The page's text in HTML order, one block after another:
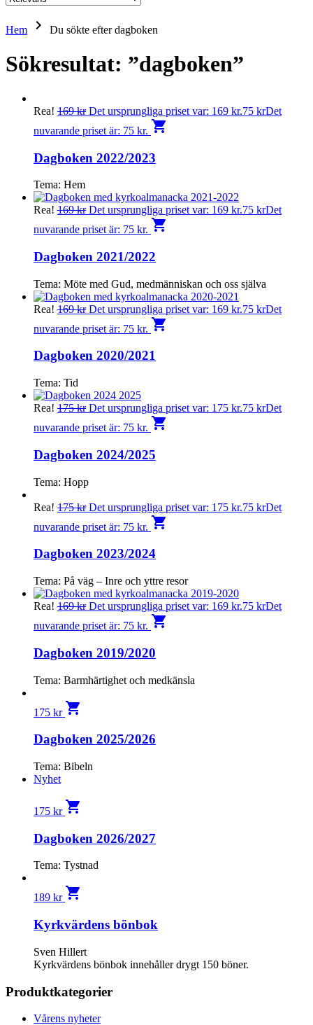
Hem keyboard_arrow_right Du sökte efter dagboken
Sökresultat: ”dagboken”
Rea! 169kr Det ursprungliga priset var: 169 kr.75 krDet
nuvarande priset är: 75 kr. shopping_cart
Dagboken 2022/2023
Tema: Hem
Rea! 169kr Det ursprungliga priset var: 169 kr.75 krDet
nuvarande priset är: 75 kr. shopping_cart
Dagboken 2021/2022
Tema: Möte med Gud, medmänniskan och oss själva
Rea! 169kr Det ursprungliga priset var: 169 kr.75 krDet
nuvarande priset är: 75 kr. shopping_cart
Dagboken 2020/2021
Tema: Tid
Rea! 175kr Det ursprungliga priset var: 175 kr.75 krDet
nuvarande priset är: 75 kr. shopping_cart
Dagboken 2024/2025
Tema: Hopp
Rea! 175kr Det ursprungliga priset var: 175 kr.75 krDet
nuvarande priset är: 75 kr. shopping_cart
Dagboken 2023/2024
Tema: På väg – Inre och yttre resor
Rea! 169kr Det ursprungliga priset var: 169 kr.75 krDet
nuvarande priset är: 75 kr. shopping_cart
Dagboken 2019/2020
Tema: Barmhärtighet och medkänsla
175 kr shopping_cart
Dagboken 2025/2026
Tema: Bibeln
Nyhet
175 kr shopping_cart
Dagboken 2026/2027
Tema: Tystnad
189 kr shopping_cart
Kyrkvärdens bönbok
Sven Hillert
Kyrkvärdens bönbok innehåller drygt 150 böner.
Produktkategorier
Vårens nyheter